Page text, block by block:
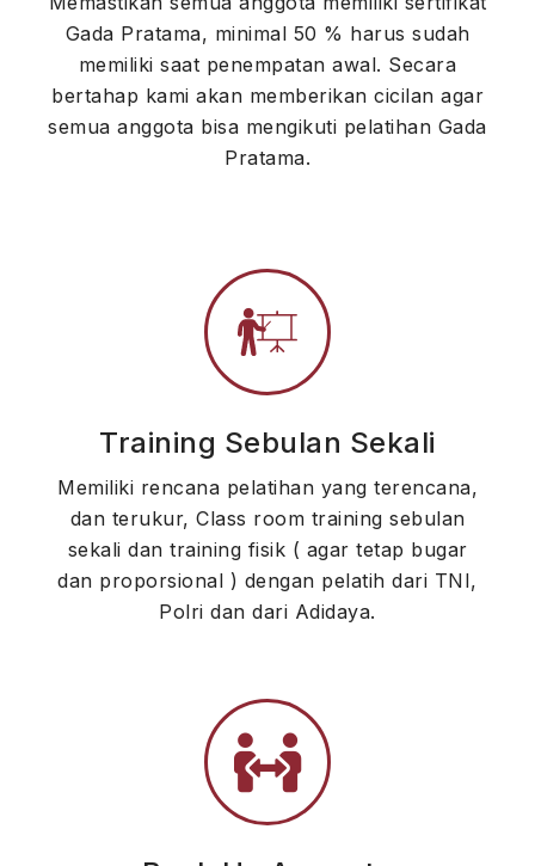
Gada Pratama, minimal 50 % harus sudah
memiliki saat penempatan awal. Secara
bertahap kami akan memberikan cicilan agar
semua anggota bisa mengikuti pelatihan Gada
Pratama.
Training Sebulan Sekali
Memiliki rencana pelatihan yang terencana,
dan terukur, Class room training sebulan
sekali dan training fisik ( agar tetap bugar
dan proporsional ) dengan pelatih dari TNI,
Polri dan dari Adidaya.